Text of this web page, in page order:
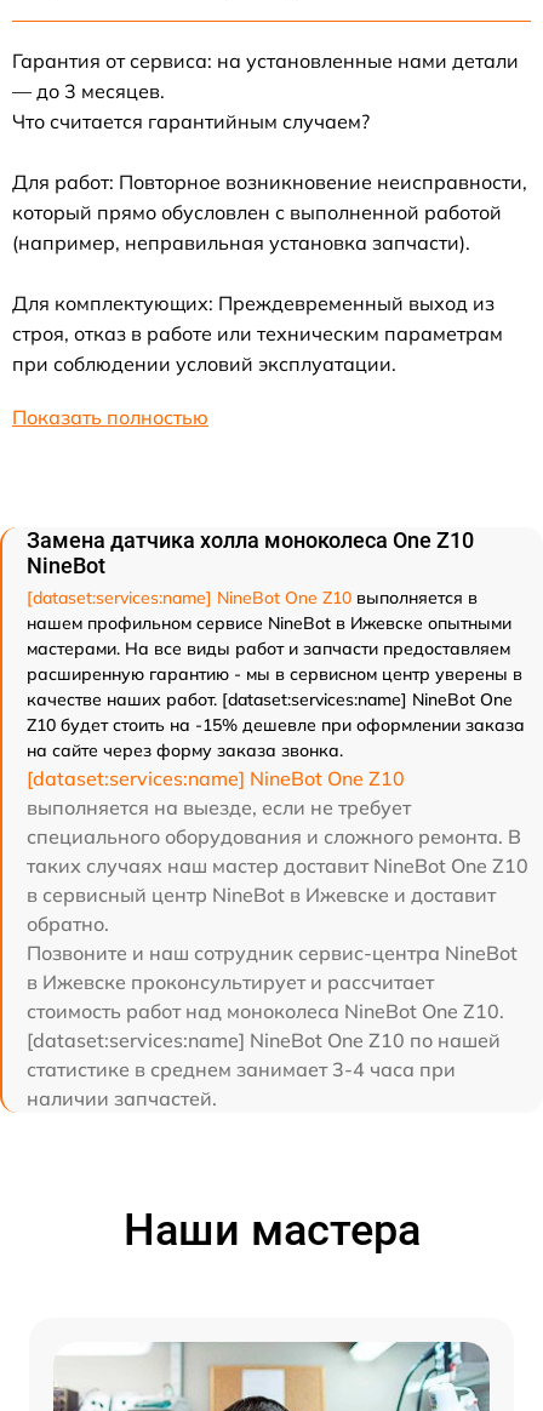
Гарантия от сервиса: на установленные нами детали
— до 3 месяцев.
Что считается гарантийным случаем?
Для работ: Повторное возникновение неисправности,
который прямо обусловлен с выполненной работой
(например, неправильная установка запчасти).
Для комплектующих: Преждевременный выход из
строя, отказ в работе или техническим параметрам
при соблюдении условий эксплуатации.
Показать полностью
Замена датчика холла моноколеса One Z10
NineBot
[dataset:services:name] NineBot One Z10 выполняется в
нашем профильном сервисе NineBot в Ижевске опытными
мастерами. На все виды работ и запчасти предоставляем
расширенную гарантию - мы в сервисном центр уверены в
качестве наших работ. [dataset:services:name] NineBot One
Z10 будет стоить на -15% дешевле при оформлении заказа
на сайте через форму заказа звонка.
[dataset:services:name] NineBot One Z10
выполняется на выезде, если не требует
специального оборудования и сложного ремонта. В
таких случаях наш мастер доставит NineBot One Z10
в сервисный центр NineBot в Ижевске и доставит
обратно.
Позвоните и наш сотрудник сервис-центра NineBot
в Ижевске проконсультирует и рассчитает
стоимость работ над моноколеса NineBot One Z10.
[dataset:services:name] NineBot One Z10 по нашей
статистике в среднем занимает 3-4 часа при
наличии запчастей.
Наши мастера